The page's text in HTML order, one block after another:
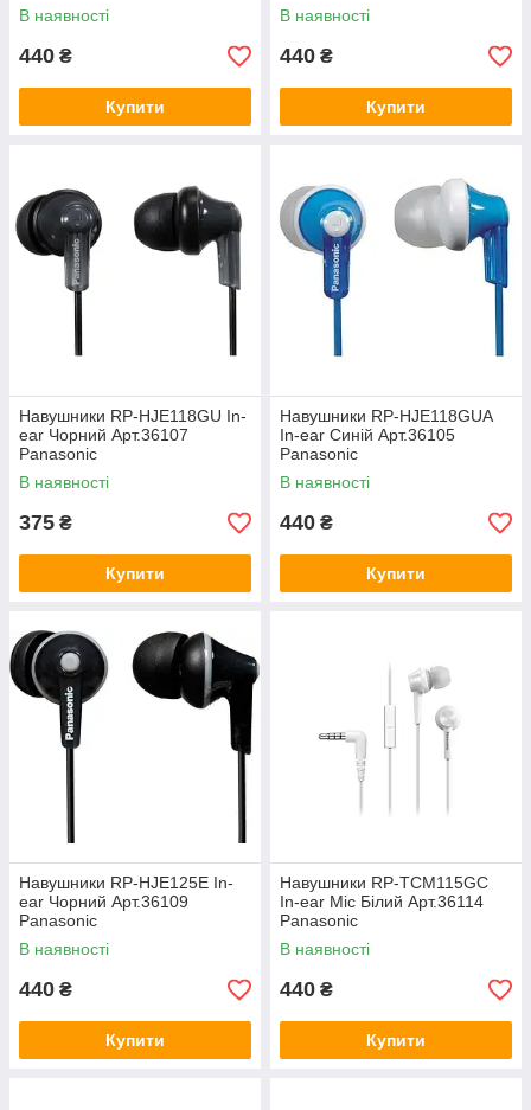
В наявності
440 ₴
Купити
В наявності
440 ₴
Купити
Навушники RP-HJE118GU In-
ear Чорний Арт.36107
Panasonic
В наявності
375 ₴
Купити
Навушники RP-HJE118GUA
In-ear Синій Арт.36105
Panasonic
В наявності
440 ₴
Купити
Навушники RP-HJE125E In-
ear Чорний Арт.36109
Panasonic
В наявності
440 ₴
Купити
Навушники RP-TCM115GC
In-ear Mic Білий Арт.36114
Panasonic
В наявності
440 ₴
Купити